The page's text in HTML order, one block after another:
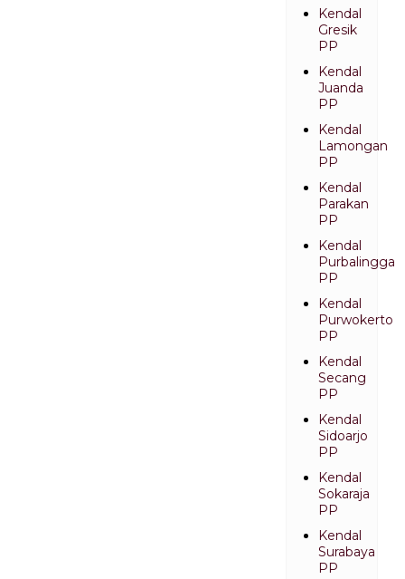
Kendal
Gresik
PP
Kendal
Juanda
PP
Kendal
Lamongan
PP
Kendal
Parakan
PP
Kendal
Purbalingga
PP
Kendal
Purwokerto
PP
Kendal
Secang
PP
Kendal
Sidoarjo
PP
Kendal
Sokaraja
PP
Kendal
Surabaya
PP